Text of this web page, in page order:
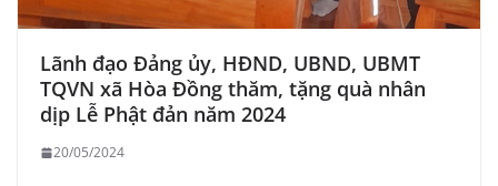
Lãnh đạo Đảng ủy, HĐND, UBND, UBMT
TQVN xã Hòa Đồng thăm, tặng quà nhân
dịp Lễ Phật đản năm 2024
20/05/2024